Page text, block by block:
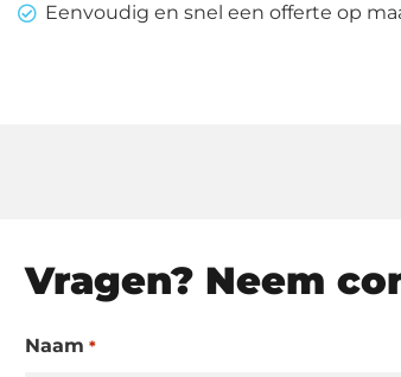
Eenvoudig en snel een offerte op
Vragen? Neem
Naam *